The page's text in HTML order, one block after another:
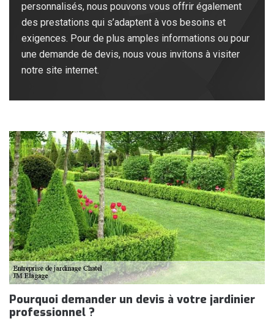
personnalisés, nous pouvons vous offrir également
des prestations qui s’adaptent à vos besoins et
exigences. Pour de plus amples informations ou pour
une demande de devis, nous vous invitons à visiter
notre site internet.
Pourquoi demander un devis à votre jardinier
professionnel ?